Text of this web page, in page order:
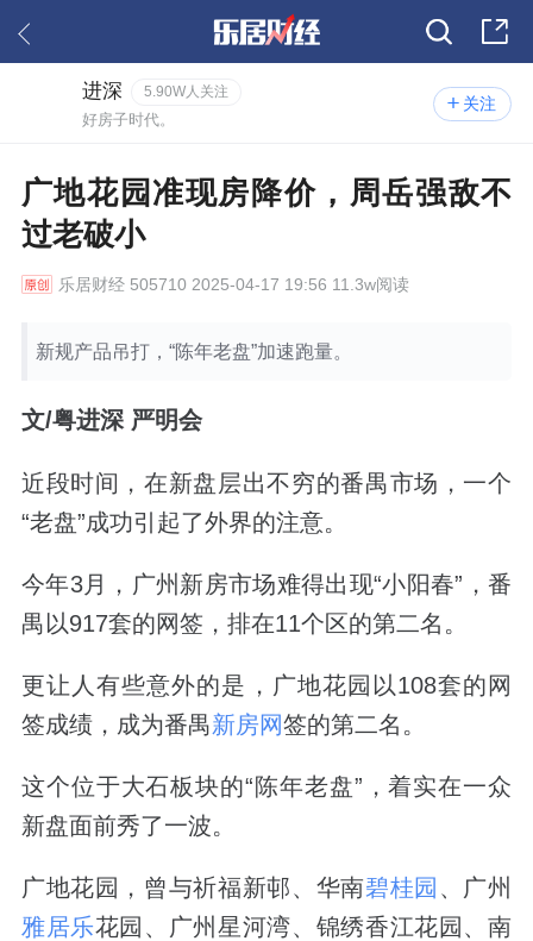
关注
进深 5.90W人关注
好房子时代。
广地花园准现房降价，周岳强敌不
过老破小
乐居财经505710 2025-04-17 19:56 11.3w阅读
新规产品吊打，“陈年老盘”加速跑量。
文/粤进深 严明会
近段时间，在新盘层出不穷的番禺市场，一个
“老盘”成功引起了外界的注意。
今年3月，广州新房市场难得出现“小阳春”，番
禺以917套的网签，排在11个区的第二名。
更让人有些意外的是，广地花园以108套的网
签成绩，成为番禺新房网签的第二名。
这个位于大石板块的“陈年老盘”，着实在一众
新盘面前秀了一波。
广地花园，曾与祈福新邨、华南碧桂园 、广州
雅居乐花园、广州星河湾、锦绣香江花园、南